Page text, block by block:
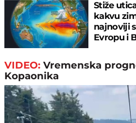
Stiže
kakvu
najnoviji
Evropu i
VIDEO:Vremenska
Kopaonika